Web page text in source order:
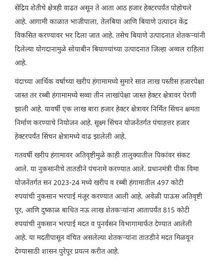
सेंद्रिय शेतीचे क्षेत्रही वाढत असून ते आता आठ हजार हेक्टरपर्यंत पोहोचले
आहे. आगामी काळात भाजीपाला, तेलबिया आणि बियाणे उत्पादन केंद्र
विकसित करण्यावर भर दिला जात आहे. तसेच बियाणे उत्पादनात शेतकऱ्यांनी
दिलेल्या योगदानामुळे सोयाबीन बियाण्यांच्या उत्पादनात जिल्हा अव्वल राहिला
आहे.
यंदाच्या आर्थिक वर्षाच्या खरीप हंगामामध्ये सुमारे सात लाख पस्तीस हजारपेक्षा
जास्त तर रब्बी हंगामामध्ये सव्वा तीन लाखांपेक्षा जास्त हेक्टर क्षेत्रावर पेरणी
झाली आहे. यावर्षी एक लाख बारा हजार हेक्टर क्षेत्रावर निर्मित सिंचन क्षमता
निर्माण करण्याचे नियोजन आहे. सूक्ष्म सिंचन योजनेंतर्गत पंचाहत्तर हजार
हेक्टरपर्यंत सिंचन क्षेत्रामध्ये वाढ झालेली आहे.
गतवर्षी खरीप हंगामावर अतिवृष्टीमुळे काही तालुक्यातील पिकांवर संकट
आले. या नुकसानीचे तातडीने पंचनामे करण्यात आले. प्रधानमंत्री पीक विमा
योजनेंतर्गत सन 2023-24 मध्ये खरीप व रब्बी हंगामातील 497 कोटी
रुपयांची नुकसान भरपाई मंजूर करण्यात आली आहे. अवेळी पाऊस अतिवृष्टी
पूर, आणि दुष्काळ बाधित नऊ लाख शेतकऱ्यांना आतापर्यंत 815 कोटी
रुपयांची नुकसान भरपाई मदत व पुनर्वसन विभागामार्फत देण्यात आलेली
आहे. या मदतीपासून वंचित असलेल्या शेतकऱ्यांना तातडीने मदत मिळवून
देण्यासाठी शासन पुरेपूर प्रयत्न करीत आहे.